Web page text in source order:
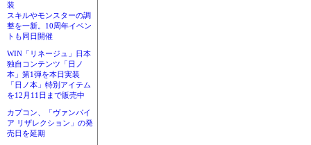
装
スキルやモンスターの調
整を一新。10周年イベン
トも同日開催
WIN「リネージュ」日本
独自コンテンツ「日ノ
本」第1弾を本日実装
「日ノ本」特別アイテム
を12月11日まで販売中
カプコン、「ヴァンパイ
ア リザレクション」の発
売日を延期